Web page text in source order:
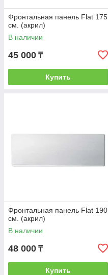
Фронтальная панель Flat 175
см. (акрил)
В наличии
45 000 ₸
Купить
Фронтальная панель Flat 190
см. (акрил)
В наличии
48 000 ₸
Купить